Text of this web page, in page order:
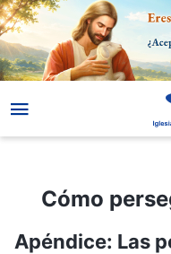
Cómo perseguir la verdad
Cómo
Apéndice: Las